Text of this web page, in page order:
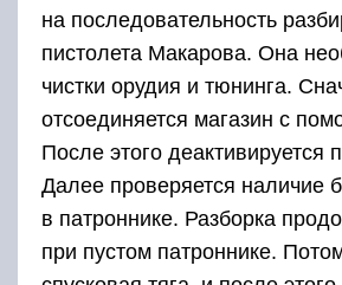
на последовательность
пистолета Макарова. Она
чистки орудия и тюнинга.
отсоединяется магазин с
После этого деактивируется
Далее проверяется наличие
в патроннике. Разборка
при пустом патроннике.